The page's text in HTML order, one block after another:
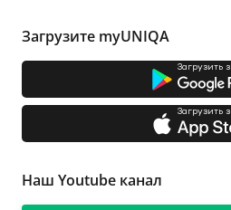
Загрузите myUNIQA
Загрузить з
Загрузить з
Наш Youtube канал